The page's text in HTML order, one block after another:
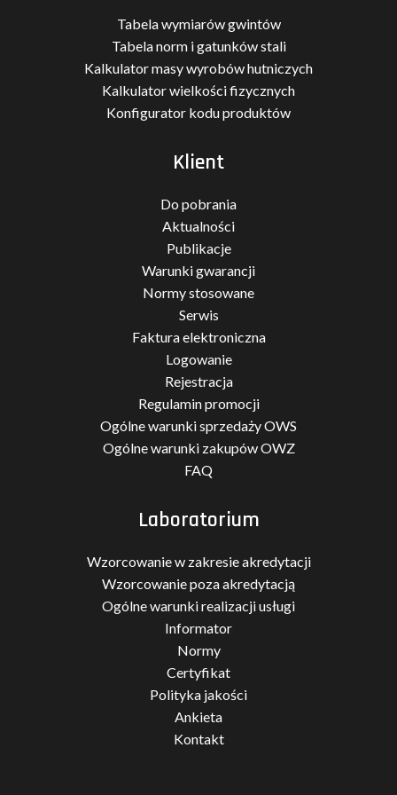
Tabela wymiarów gwintów
Tabela norm i gatunków stali
Kalkulator masy wyrobów hutniczych
Kalkulator wielkości fizycznych
Konfigurator kodu produktów
Klient
Do pobrania
Aktualności
Publikacje
Warunki gwarancji
Normy stosowane
Serwis
Faktura elektroniczna
Logowanie
Rejestracja
Regulamin promocji
Ogólne warunki sprzedaży OWS
Ogólne warunki zakupów OWZ
FAQ
Laboratorium
Wzorcowanie w zakresie akredytacji
Wzorcowanie poza akredytacją
Ogólne warunki realizacji usługi
Informator
Normy
Certyfikat
Polityka jakości
Ankieta
Kontakt